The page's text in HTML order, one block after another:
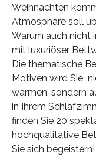
Weihnachten
Atmosphäre soll
Warum auch nicht
mit luxuriöser
Die thematische
Motiven wird Sie
wärmen, sondern
in Ihrem
finden Sie 20
hochqualitative
Sie sich begeistern!